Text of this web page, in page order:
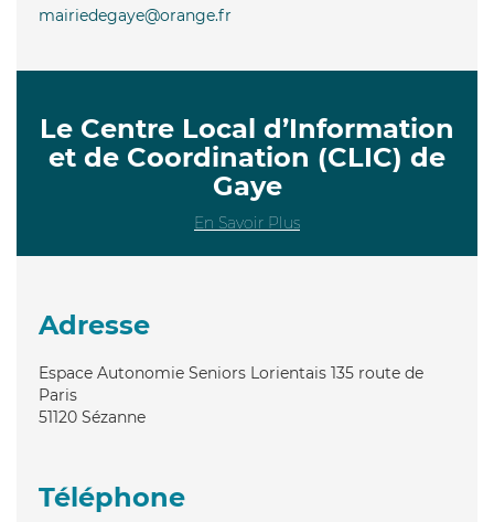
mairiedegaye@orange.fr
Le Centre Local d’Information
et de Coordination (CLIC) de
Gaye
En Savoir Plus
Adresse
Espace Autonomie Seniors Lorientais 135 route de
Paris
51120 Sézanne
Téléphone